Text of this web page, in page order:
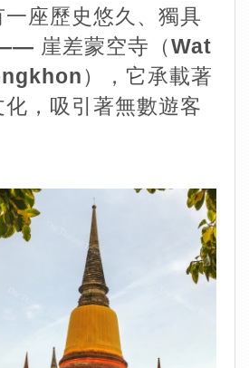
座歷史悠久、獨具
崖差蒙空寺（Wat
），它承載著
，吸引著無數遊客